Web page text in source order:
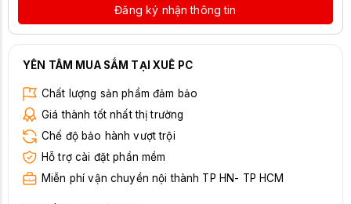
Đăng ký nhận thông tin
YÊN TÂM MUA SẮM TẠI XUÊ PC
Chất lượng sản phẩm đảm bảo
Giá thành tốt nhất thị trường
Chế độ bảo hành vượt trội
Hỗ trợ cài đặt phần mềm
Miễn phí vận chuyển nội thành TP HN- TP HCM